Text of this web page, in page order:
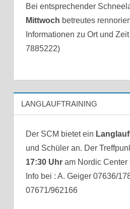
Bei entsprechender
Mittwoch betreutes
Informationen zu Ort und
7885222)
LANGLAUFTRAINING
Der SCM bietet ein
und Schüler an. Der
17:30 Uhram Nordic Center
Info bei : A. Geiger 07636/
07671/962166